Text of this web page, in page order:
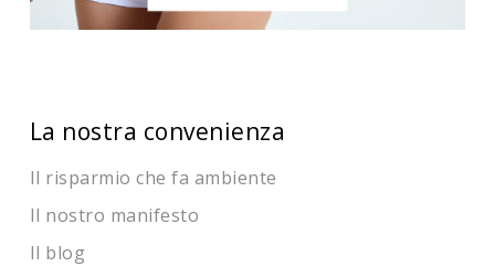
La nostra convenienza
Il risparmio che fa ambiente
Il nostro manifesto
Il blog